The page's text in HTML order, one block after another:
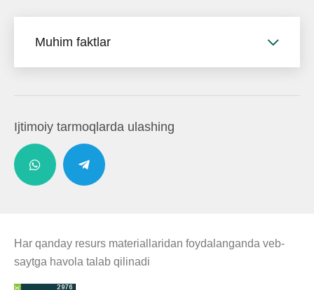
Muhim faktlar
Ijtimoiy tarmoqlarda ulashing
Har qanday resurs materiallaridan foydalanganda veb-
saytga havola talab qilinadi